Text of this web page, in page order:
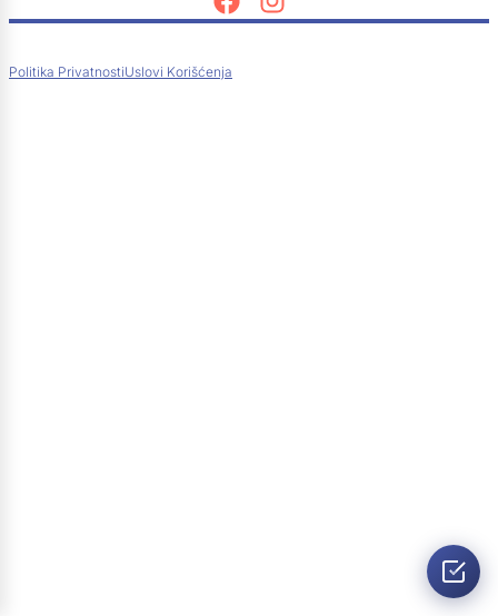
Politika PrivatnostiUslovi Korišćenja